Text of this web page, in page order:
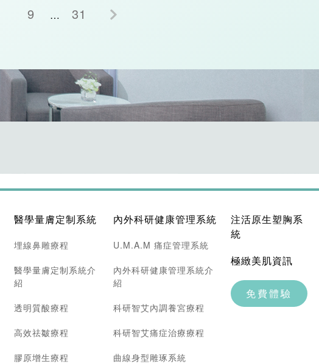
9 … 31
醫學量膚定制系統
埋線鼻雕療程
醫學量膚定制系統介
紹
透明質酸療程
高效祛皺療程
膠原增生療程
內外科研健康管理系統
U.M.A.M 痛症管理系統
內外科研健康管理系統介
紹
科研智艾內調養宮療程
科研智艾痛症治療療程
曲線身型雕琢系統
注活原生塑胸系
統
極緻美肌資訊
免費體驗